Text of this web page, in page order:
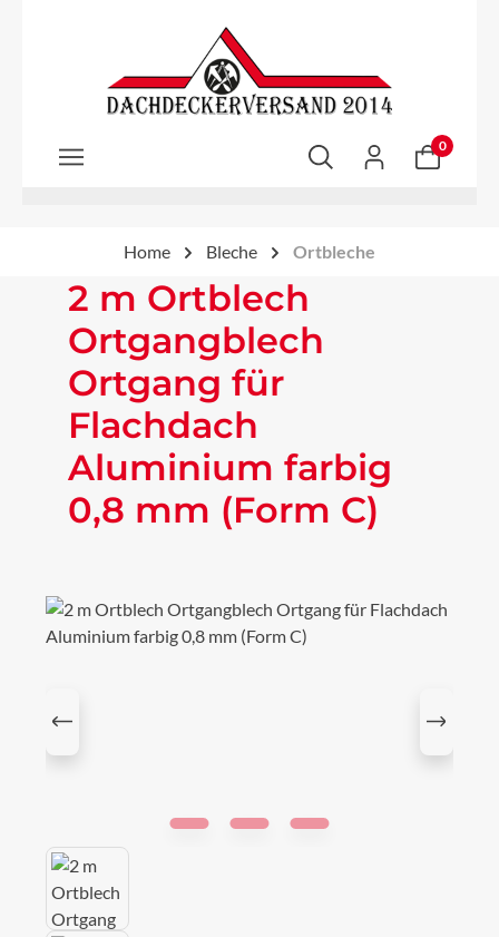
Zum Hauptinhalt springen
0
Home Bleche Ortbleche
2 m Ortblech
Ortgangblech
Ortgang für
Flachdach
Aluminium farbig
0,8 mm (Form C)
Bildergalerie überspringen